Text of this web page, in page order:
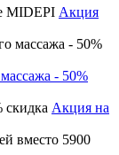
Акция
- 50%
Акция на